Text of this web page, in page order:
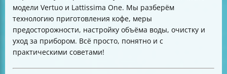
кофемашины
Очистка и уход за кофемашиной
Сброс настроек до заводских
Что делать, если кофемашина работает неправильно
Таблица сравнения основных функций кофемашин
Nespresso
модели Vertuo и Lattissima One. Мы разберём
технологию приготовления кофе, меры
предосторожности, настройку объёма воды, очистку и
уход за прибором. Всё просто, понятно и с
практическими советами!